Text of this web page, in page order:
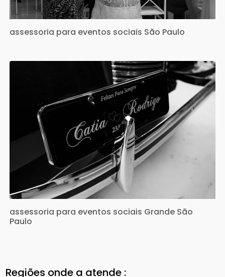
assessoria para eventos sociais São Paulo
assessoria para eventos sociais Grande São
Paulo
Regiões onde a atende :